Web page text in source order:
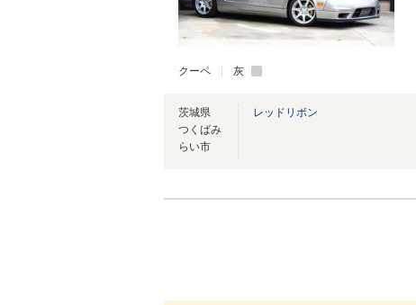
クーペ 灰
茨城県
つくばみ
らい市
レッドリボン